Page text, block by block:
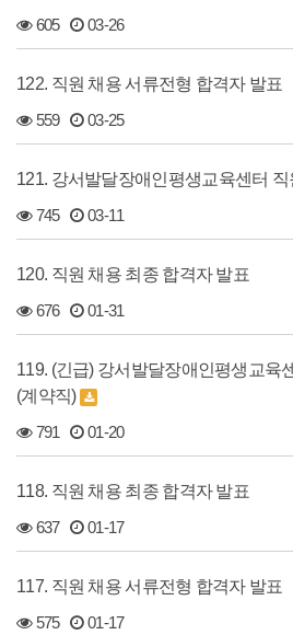
605 03-26
122. 직원 채용 서류전형 합격자 발표
559 03-25
121. 강서발달장애인평생교육센터
745 03-11
120. 직원 채용 최종 합격자 발표
676 01-31
119. (긴급) 강서발달장애인평생교육
(계약직)
791 01-20
118. 직원 채용 최종 합격자 발표
637 01-17
117. 직원 채용 서류전형 합격자 발표
575 01-17